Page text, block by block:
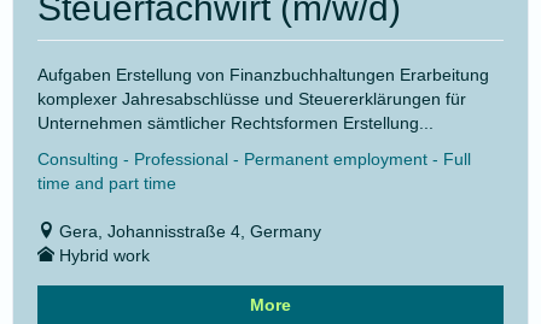
Aufgaben Erstellung von Finanzbuchhaltungen Erarbeitung
komplexer Jahresabschlüsse und Steuererklärungen für
Unternehmen sämtlicher Rechtsformen Erstellung...
Consulting - Professional - Permanent employment - Full
time and part time
Gera, Johannisstraße 4, Germany
Hybrid work
More